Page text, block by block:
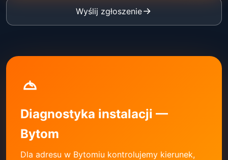
Wyślij zgłoszenie
Diagnostyka instalacji —
Bytom
Dla adresu w Bytomiu kontrolujemy kierunek,